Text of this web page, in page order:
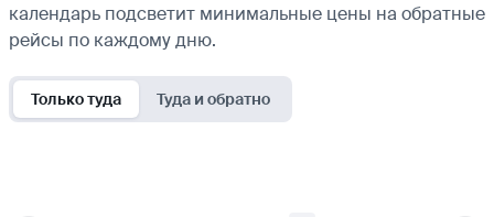
календарь подсветит минимальные цены на обратные
рейсы по каждому дню.
Только туда Туда и обратно